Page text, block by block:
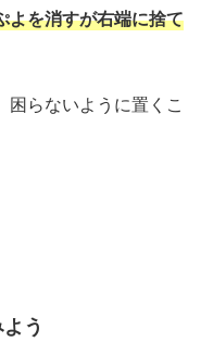
よを消すが右端に捨て
困らないように置くこ
う